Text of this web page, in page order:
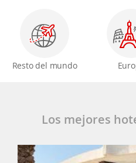
Resto del mundo
Los mejores